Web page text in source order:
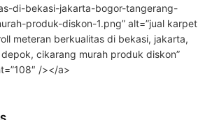
di-bekasi-jakarta-bogor-tangerang-
produk-diskon-1.png” alt=”jual karpet
meteran berkualitas di bekasi, jakarta,
cikarang murah produk diskon”
/></a>